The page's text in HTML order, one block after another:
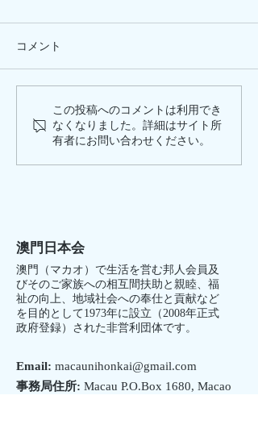
領事館よりリマインド：
上海市における邦人の被
害事案に伴う安全対策の
お願い
コメント
この投稿へのコメントは利用でき
なくなりました。詳細はサイト所
有者にお問い合わせください。
澳門日本会
澳門（マカオ）で生活を営む邦人会員及
びそのご家族への相互間扶助と親睦、福
祉の向上、地域社会への奉仕と貢献など
を目的として1973年に設立（2008年正式
政府登録）された非営利団体です。
Email: macaunihonkai@gmail.com
事務局住所: Macau P.O.Box 1680, Macao